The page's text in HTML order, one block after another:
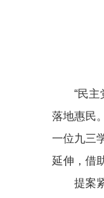
“民
落地惠民
一位九三
延伸，借
提案